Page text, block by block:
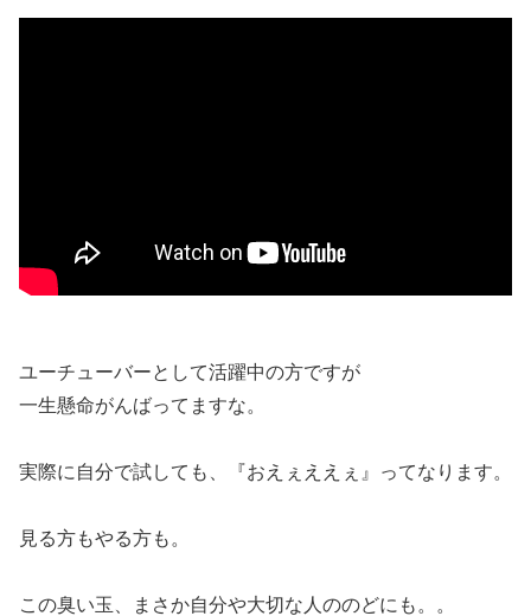
ユーチューバーとして活躍中の方ですが
一生懸命がんばってますな。
実際に自分で試しても、『おえぇええぇ』ってなります。
見る方もやる方も。
この臭い玉、まさか自分や大切な人ののどにも。。